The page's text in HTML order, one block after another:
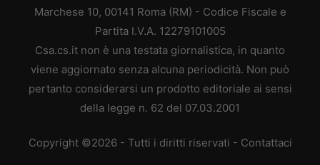
Marchese 10, 00141 Roma (RM) - Codice Fiscale e
Partita I.V.A. 12279101005
Csa.cs.it non è una testata giornalistica, in quanto
viene aggiornato senza alcuna periodicità. Non può
pertanto considerarsi un prodotto editoriale ai sensi
della legge n. 62 del 07.03.2001
Copyright ©2026 - Tutti i diritti riservati - Contattaci